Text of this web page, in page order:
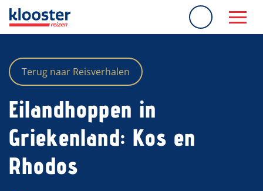
overslaan
Terug naar Reisverhalen
Eilandhoppen in
Griekenland: Kos en
Rhodos